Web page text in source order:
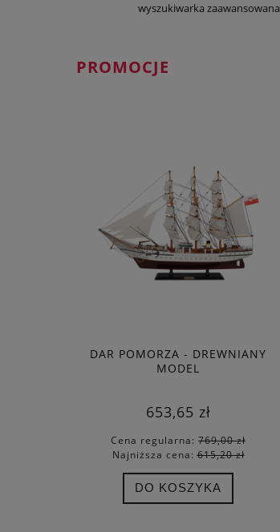
wyszukiwarka zaawansowana
PROMOCJE
DAR POMORZA - DREWNIANY
MODEL
653,65 zł
Cena regularna: 769,00 zł
Najniższa cena:615,20 zł
DO KOSZYKA